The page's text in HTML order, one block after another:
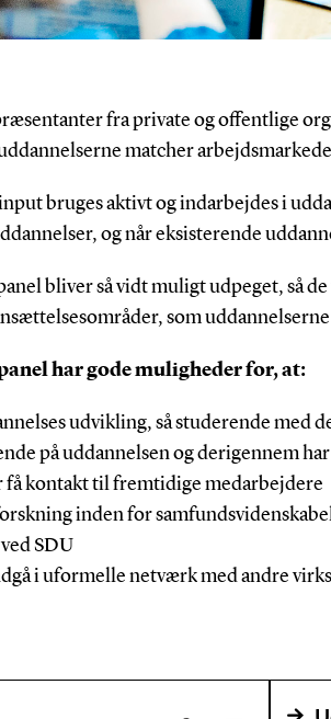
fra private og offentlige
matcher
bruges aktivt og indarbejdes i
og når eksisterende
bliver så vidt muligt udpeget, så
som
har gode muligheder for, at:
udvikling, så studerende med
på uddannelsen og derigennem
få kontakt til fremtidige medarbejdere
inden for
SDU
i uformelle netværk med andre